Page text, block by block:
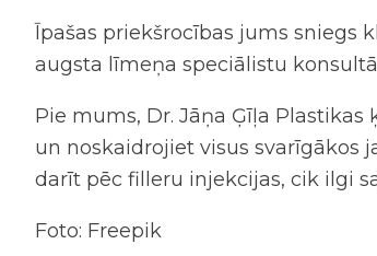
Īpašas priekšrocības jums sniegs
augsta līmeņa speciālistu
Pie mums, Dr. Jāņa Ģīļa
un noskaidrojiet visus
darīt pēc filleru injekcijas, cik ilgi
Foto: Freepik